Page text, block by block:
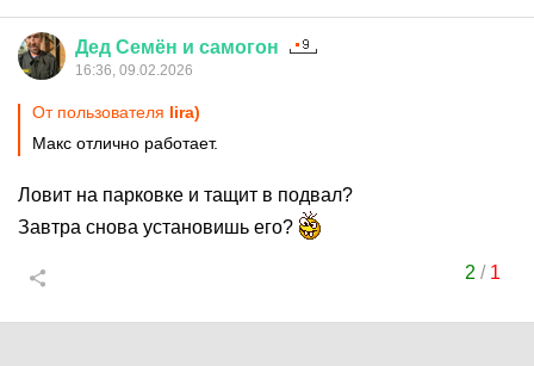
Дед Семён и самогон
16:36, 09.02.2026
От пользователя lira)
Макс отлично работает.
Ловит на парковке и тащит в подвал?
Завтра снова установишь его?
2 / 1